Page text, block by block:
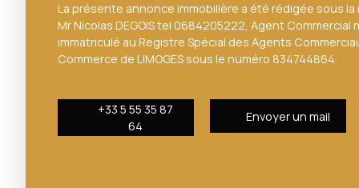
La présente annonce immobilière a été rédigée sous
Mr Nicolas DEGOIS tel 0684205222, Agent Commercial
immatriculé au Registre Spécial des Agents
Commerce de LIMOGES sous le numéro 834744864.
+33 5 55 35 87
64
Envoyer un mail